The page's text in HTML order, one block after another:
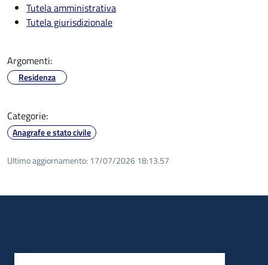
Tutela amministrativa
Tutela giurisdizionale
Argomenti:
Residenza
Categorie:
Anagrafe e stato civile
Ultimo aggiornamento: 17/07/2026 18:13.57